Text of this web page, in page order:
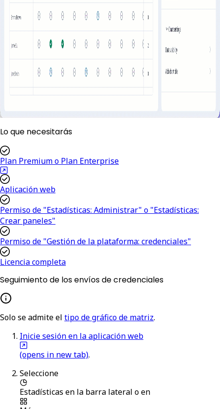
Lo que necesitarás
Plan Premium o Plan Enterprise
Aplicación web
Permiso de "Estadísticas: Administrar" o "Estadísticas:
Crear paneles"
Permiso de "Gestión de la plataforma: credenciales"
Licencia completa
Seguimiento de los envíos de credenciales
Solo se admite el tipo de gráfico de matriz.
Inicie sesión en la aplicación web
(opens in new tab).
Seleccione
Estadísticas en la barra lateral o en